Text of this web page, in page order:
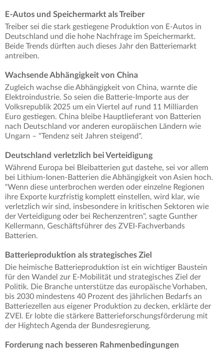
E-Autos und Speichermarkt als Treiber
Treiber sei die stark gestiegene Produktion von E-Autos in
Deutschland und die hohe Nachfrage im Speichermarkt.
Beide Trends dürften auch dieses Jahr den Batteriemarkt
antreiben.
Wachsende Abhängigkeit von China
Zugleich wachse die Abhängigkeit von China, warnte die
Elektroindustrie. So seien die Batterie-Importe aus der
Volksrepublik 2025 um ein Viertel auf rund 11 Milliarden
Euro gestiegen. China bleibe Hauptlieferant von Batterien
nach Deutschland vor anderen europäischen Ländern wie
Ungarn – "Tendenz seit Jahren steigend".
Deutschland verletzlich bei Verteidigung
Während Europa bei Bleibatterien gut dastehe, sei vor allem
bei Lithium-Ionen-Batterien die Abhängigkeit von Asien hoch.
"Wenn diese unterbrochen werden oder einzelne Regionen
ihre Exporte kurzfristig komplett einstellen, wird klar, wie
verletzlich wir sind, insbesondere in kritischen Sektoren wie
der Verteidigung oder bei Rechenzentren", sagte Gunther
Kellermann, Geschäftsführer des ZVEI-Fachverbands
Batterien.
Batterieproduktion als strategisches Ziel
Die heimische Batterieproduktion ist ein wichtiger Baustein
für den Wandel zur E-Mobilität und strategisches Ziel der
Politik. Die Branche unterstütze das europäische Vorhaben,
bis 2030 mindestens 40 Prozent des jährlichen Bedarfs an
Batteriezellen aus eigener Produktion zu decken, erklärte der
ZVEI. Er lobte die stärkere Batterieforschungsförderung mit
der Hightech Agenda der Bundesregierung.
Forderung nach besseren Rahmenbedingungen